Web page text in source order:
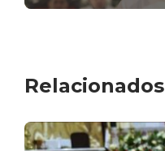
Relacionados